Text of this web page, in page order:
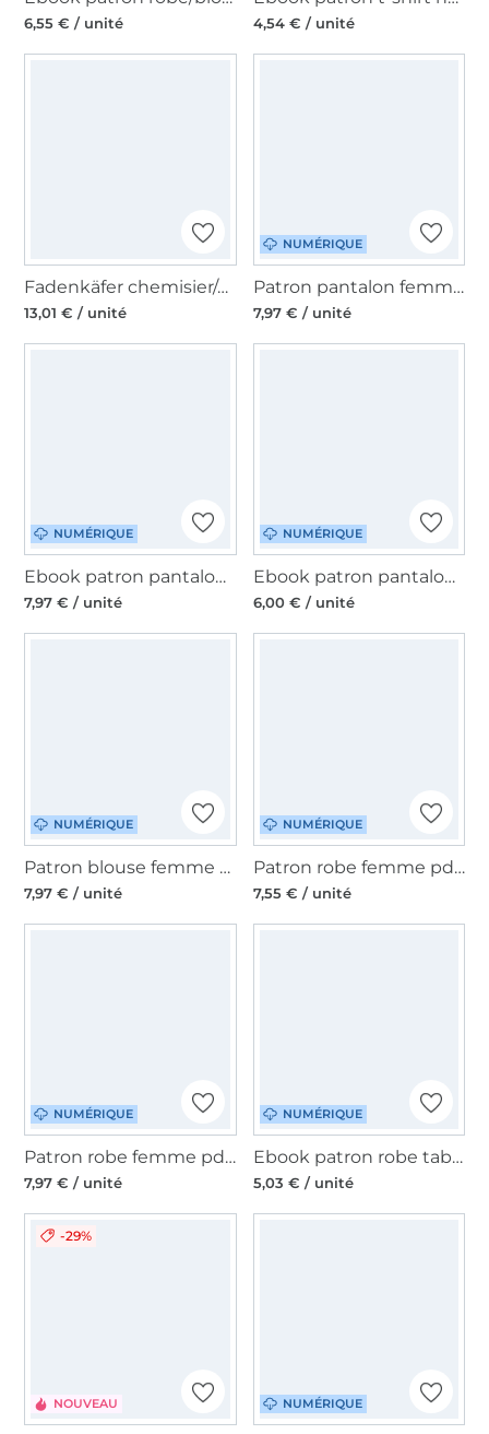
6,55 € / unité 4,54 € / unité
Fadenkäfer chemisier/shirt women paper pattern, en allemand
13,01 € / unité
NUMÉRIQUE
Patron pantalon femme pdf Mme Ada Studio, en français
7,97 € / unité
NUMÉRIQUE
Ebook patron pantalon femme 'Palazzohose' Lillesol & Pelle, en allemand
7,97 € / unité
NUMÉRIQUE
Ebook patron pantalon femme pdf Babet My Image S1311, en français
6,00 € / unité
NUMÉRIQUE
Patron blouse femme pdf Mme Maki Studio, en Français
7,97 € / unité
NUMÉRIQUE
Patron robe femme pdf Mika Schnitte4friends, en allemand
7,55 € / unité
NUMÉRIQUE
Patron robe femme pdf Camela Lillesol & Pelle, en allemand
7,97 € / unité
NUMÉRIQUE
Ebook patron robe tablier femme ITO Sew Simple, en allemand
5,03 € / unité
NOUVEAU
-29%
NUMÉRIQUE